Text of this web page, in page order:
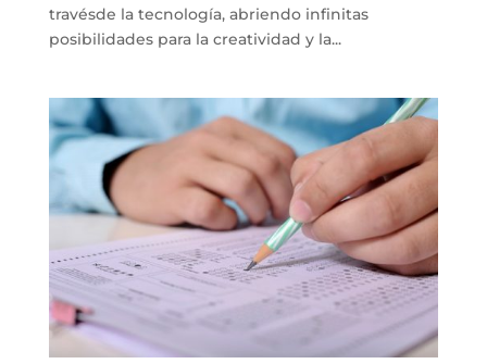
travésde la tecnología, abriendo infinitas
posibilidades para la creatividad y la...